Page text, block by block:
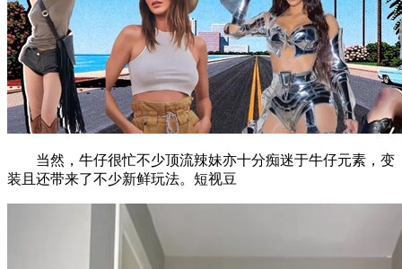
当然，牛仔很忙不少顶流辣妹亦十分痴迷于牛仔元素，变
装且还带来了不少新鲜玩法。短视豆